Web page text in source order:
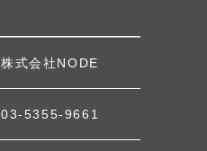
株式会社NODE
03-5355-9661